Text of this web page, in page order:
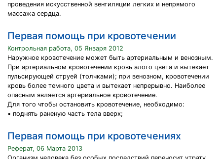
проведения искусственной вентиляции легких и непрямого
массажа сердца.
Первая помощь при кровотечении
Контрольная работа, 05 Января 2012
Наружное кровотечение может быть артериальным и венозным.
При артериальном кровотечении кровь алого цвета и вытекает
пульсирующей струей (толчками); при венозном, кровотечении
кровь более темного цвета и вытекает непрерывно. Наиболее
опасным является артериальное кровотечение.
Для того чтобы остановить кровотечение, необходимо:
• поднять раненую часть тела вверх;
Первая помощь при кровотечениях
Реферат, 06 Марта 2013